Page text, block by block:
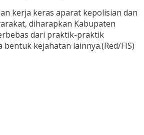
kerja keras aparat kepolisian dan
diharapkan Kabupaten
dari praktik-praktik
bentuk kejahatan lainnya.(Red/FIS)